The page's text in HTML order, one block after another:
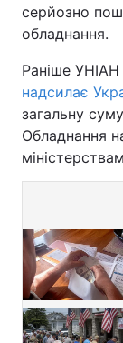
серйозно
обладнання.
Раніше
надсилає
загальну
Обладнання